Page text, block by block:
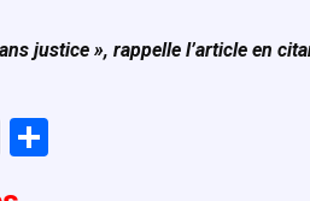
justice », rappelle l’article en
X